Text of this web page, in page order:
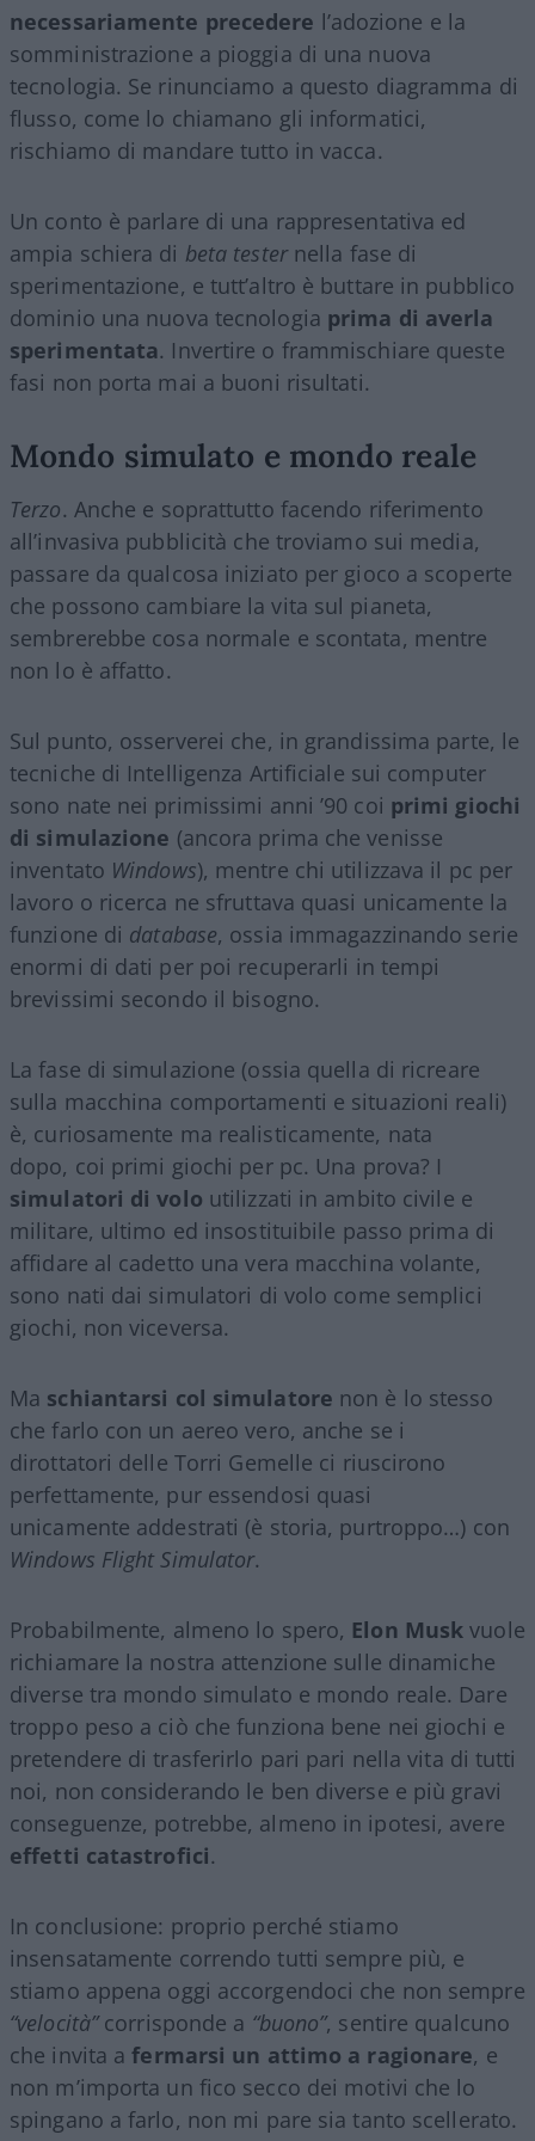
necessariamente precedere l’adozione e la
somministrazione a pioggia di una nuova
tecnologia. Se rinunciamo a questo diagramma di
flusso, come lo chiamano gli informatici,
rischiamo di mandare tutto in vacca.
Un conto è parlare di una rappresentativa ed
ampia schiera di beta testernella fase di
sperimentazione, e tutt’altro è buttare in pubblico
dominio una nuova tecnologia prima di averla
sperimentata. Invertire o frammischiare queste
fasi non porta mai a buoni risultati.
Mondo simulato e mondo reale
Terzo. Anche e soprattutto facendo riferimento
all’invasiva pubblicità che troviamo sui media,
passare da qualcosa iniziato per gioco a scoperte
che possono cambiare la vita sul pianeta,
sembrerebbe cosa normale e scontata, mentre
non lo è affatto.
Sul punto, osserverei che, in grandissima parte, le
tecniche di Intelligenza Artificiale sui computer
sono nate nei primissimi anni ’90 coi primi giochi
di simulazione (ancora prima che venisse
inventato Windows), mentre chi utilizzava il pc per
lavoro o ricerca ne sfruttava quasi unicamente la
funzione di database, ossia immagazzinando serie
enormi di dati per poi recuperarli in tempi
brevissimi secondo il bisogno.
La fase di simulazione (ossia quella di ricreare
sulla macchina comportamenti e situazioni reali)
è, curiosamente ma realisticamente, nata
dopo, coi primi giochi per pc. Una prova? I
simulatori di volo utilizzati in ambito civile e
militare, ultimo ed insostituibile passo prima di
affidare al cadetto una vera macchina volante,
sono nati dai simulatori di volo come semplici
giochi, non viceversa.
Ma schiantarsi col simulatore non è lo stesso
che farlo con un aereo vero, anche se i
dirottatori delle Torri Gemelle ci riuscirono
perfettamente, pur essendosi quasi
unicamente addestrati (è storia, purtroppo…) con
Windows Flight Simulator.
Probabilmente, almeno lo spero, Elon Musk vuole
richiamare la nostra attenzione sulle dinamiche
diverse tra mondo simulato e mondo reale. Dare
troppo peso a ciò che funziona bene nei giochi e
pretendere di trasferirlo pari pari nella vita di tutti
noi, non considerando le ben diverse e più gravi
conseguenze, potrebbe, almeno in ipotesi, avere
effetti catastrofici.
In conclusione: proprio perché stiamo
insensatamente correndo tutti sempre più, e
stiamo appena oggi accorgendoci che non sempre
“velocità”corrisponde a “buono”, sentire qualcuno
che invita afermarsi un attimo a ragionare, e
non m’importa un fico secco dei motivi che lo
spingano a farlo, non mi pare sia tanto scellerato.